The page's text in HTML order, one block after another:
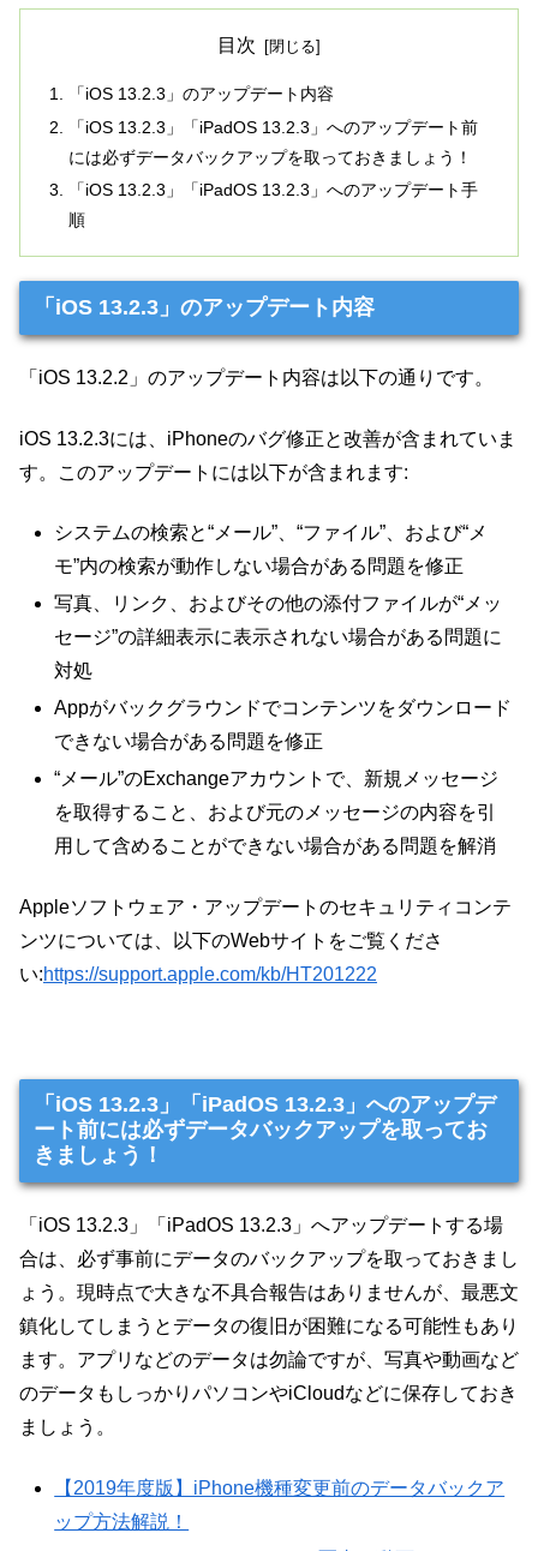
目次
「iOS 13.2.3」のアップデート内容
「iOS 13.2.3」「iPadOS 13.2.3」へのアップデート前
には必ずデータバックアップを取っておきましょう！
「iOS 13.2.3」「iPadOS 13.2.3」へのアップデート手
順
「iOS 13.2.3」のアップデート内容
「iOS 13.2.2」のアップデート内容は以下の通りです。
iOS 13.2.3には、iPhoneのバグ修正と改善が含まれていま
す。このアップデートには以下が含まれます:
システムの検索と“メール”、“ファイル”、および“メ
モ”内の検索が動作しない場合がある問題を修正
写真、リンク、およびその他の添付ファイルが“メッ
セージ”の詳細表示に表示されない場合がある問題に
対処
Appがバックグラウンドでコンテンツをダウンロード
できない場合がある問題を修正
“メール”のExchangeアカウントで、新規メッセージ
を取得すること、および元のメッセージの内容を引
用して含めることができない場合がある問題を解消
Appleソフトウェア・アップデートのセキュリティコンテ
ンツについては、以下のWebサイトをご覧くださ
い:https://support.apple.com/kb/HT201222
「iOS 13.2.3」「iPadOS 13.2.3」へのアップデ
ート前には必ずデータバックアップを取ってお
きましょう！
「iOS 13.2.3」「iPadOS 13.2.3」へアップデートする場
合は、必ず事前にデータのバックアップを取っておきまし
ょう。現時点で大きな不具合報告はありませんが、最悪文
鎮化してしまうとデータの復旧が困難になる可能性もあり
ます。アプリなどのデータは勿論ですが、写真や動画など
のデータもしっかりパソコンやiCloudなどに保存しておき
ましょう。
【2019年度版】iPhone機種変更前のデータバックア
ップ方法解説！